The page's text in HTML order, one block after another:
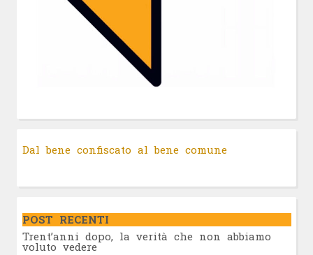
Dal bene confiscato al bene comune
POST RECENTI
Trent’anni dopo, la verità che non abbiamo
voluto vedere